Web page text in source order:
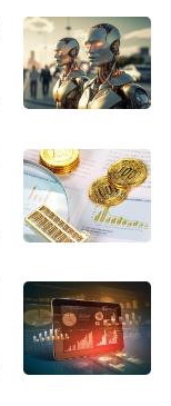
空持仓增至
，国泰君安
持仓降至
东海期货席
仓降至2011